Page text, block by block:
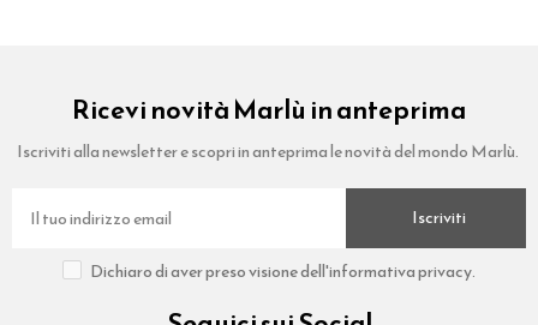
Ricevi novità Marlù in anteprima
Iscriviti alla newsletter e scopri in anteprima le novità del mondo Marlù.
Iscriviti
Dichiaro di aver preso visione dell'informativa privacy.